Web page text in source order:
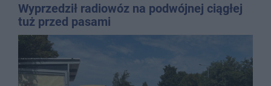
Wyprzedził radiowóz na podwójnej ciągłej
tuż przed pasami